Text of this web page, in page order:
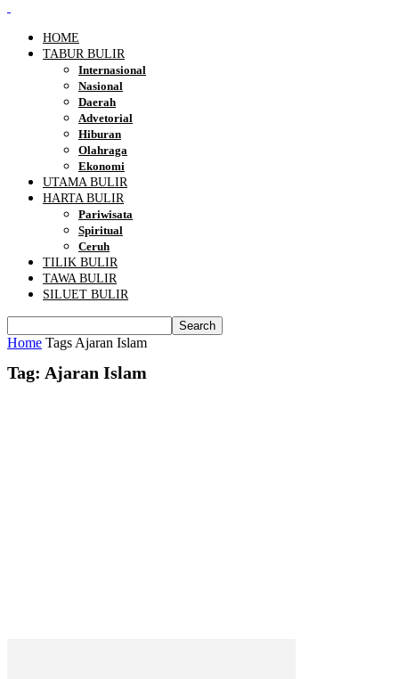
HOME
TABUR BULIR
Internasional
Nasional
Daerah
Advetorial
Hiburan
Olahraga
Ekonomi
UTAMA BULIR
HARTA BULIR
Pariwisata
Spiritual
Ceruh
TILIK BULIR
TAWA BULIR
SILUET BULIR
Home Tags Ajaran Islam
Tag: Ajaran Islam